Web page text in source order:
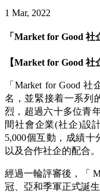
1 Mar, 2022
「Market for Good 社
【Market for Good
「Market for Good
名，並緊接着一系列
烈，超過六十多位青
間社會企業(社企)設
5,000個互動，成績
以及合作社企的配合。
經過一輪評審後，「
冠、亞和季軍正式誕